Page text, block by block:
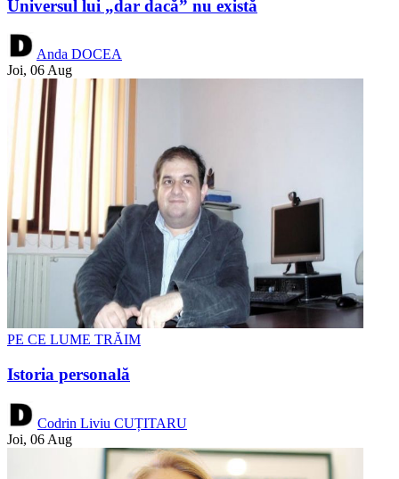
Universul lui „dar dacă” nu există
Anda DOCEA
Joi, 06 Aug
PE CE LUME TRĂIM
Istoria personală
Codrin Liviu CUȚITARU
Joi, 06 Aug